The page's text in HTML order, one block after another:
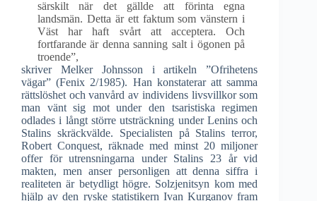
särskilt när det gällde att förinta egna
landsmän. Detta är ett faktum som vänstern i
Väst har haft svårt att acceptera. Och
fortfarande är denna sanning salt i ögonen på
troende”,
skriver Melker Johnsson i artikeln ”Ofrihetens
vägar” (Fenix 2/1985). Han konstaterar att samma
rättslöshet och vanvård av individens livsvillkor som
man vänt sig mot under den tsaristiska regimen
odlades i långt större utsträckning under Lenins och
Stalins skräckvälde. Specialisten på Stalins terror,
Robert Conquest, räknade med minst 20 miljoner
offer för utrensningarna under Stalins 23 år vid
makten, men anser personligen att denna siffra i
realiteten är betydligt högre. Solzjenitsyn kom med
hjälp av den ryske statistikern Ivan Kurganov fram